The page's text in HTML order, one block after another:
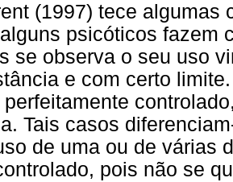
(1997) tece algumas
psicóticos fazem
se observa o seu uso
e com certo
perfeitamente
Tais casos
de uma ou de várias
pois não se